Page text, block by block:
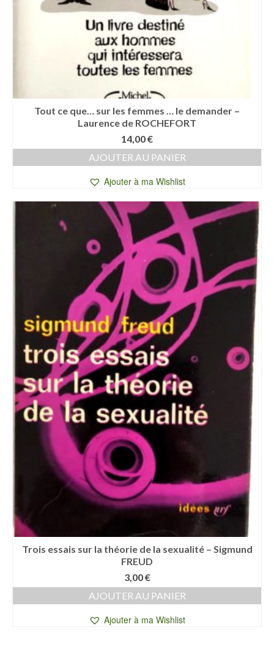
Tout ce que… sur les femmes … le demander –
Laurence de ROCHEFORT
14,00€
AJOUTER AU PANIER
Ajouter à ma Wishlist
Trois essais sur la théorie de la sexualité – Sigmund
FREUD
3,00€
AJOUTER AU PANIER
Ajouter à ma Wishlist